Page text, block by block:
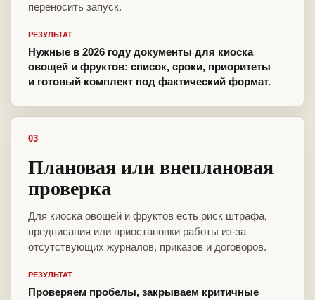
переносить запуск.
РЕЗУЛЬТАТ
Нужные в 2026 году документы для киоска
овощей и фруктов: список, сроки, приоритеты
и готовый комплект под фактический формат.
03
Плановая или внеплановая
проверка
Для киоска овощей и фруктов есть риск штрафа,
предписания или приостановки работы из-за
отсутствующих журналов, приказов и договоров.
РЕЗУЛЬТАТ
Проверяем пробелы, закрываем критичные